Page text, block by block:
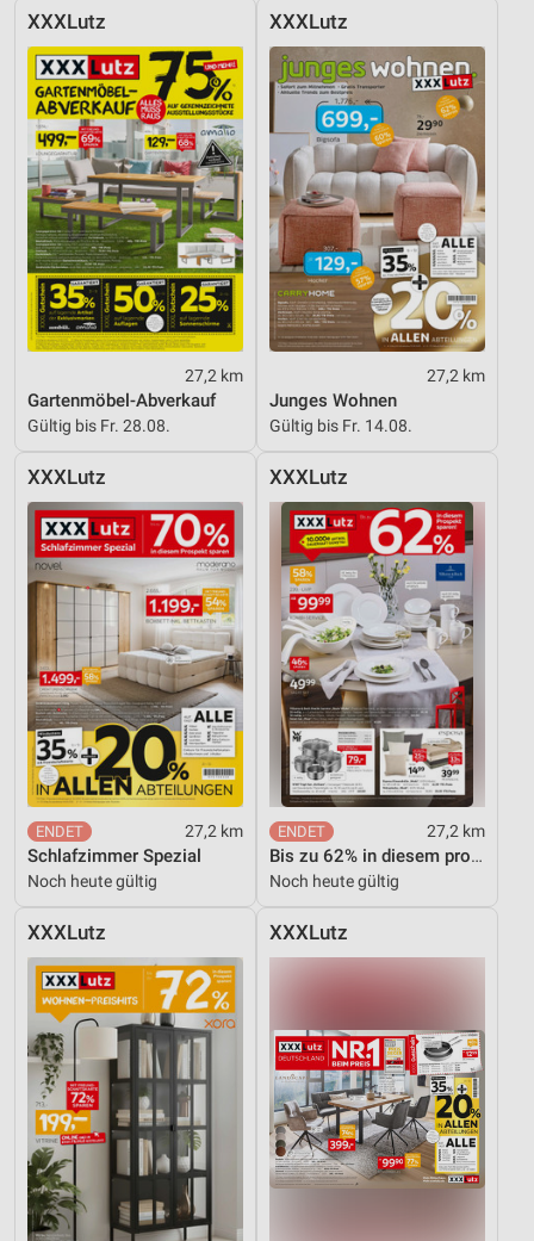
XXXLutz
27,2 km
Gartenmöbel-Abverkauf
Gültig bis Fr. 28.08.
XXXLutz
27,2 km
Junges Wohnen
Gültig bis Fr. 14.08.
XXXLutz
27,2 km
Schlafzimmer Spezial
Noch heute gültig
XXXLutz
27,2 km
Bis zu 62% in diesem prospekt
Noch heute gültig
XXXLutz XXXLutz